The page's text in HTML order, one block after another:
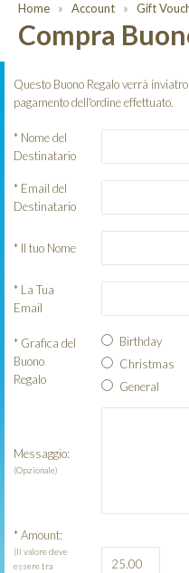
Home Account Gift
Compra
Questo Buono Regalo verrà
pagamento dell'ordine effettuato.
* Nome del
Destinatario
* Email del
Destinatario
* Il tuo Nome
* La Tua
Email
* Grafica del
Buono
Regalo
Birthday
Christmas
General
Messaggio:
(Opzionale)
*Amount:
(Il valore deve
essere tra